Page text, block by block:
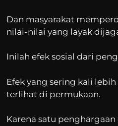
Dan masyarakat
nilai-nilai yang layak
Inilah efek sosial dari
Efek yang sering kali
terlihat di permukaan.
Karena satu